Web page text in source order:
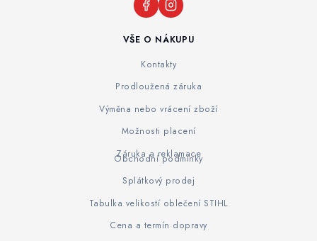
VŠE O NÁKUPU
Kontakty
Prodloužená záruka
Výměna nebo vrácení zboží
Možnosti placení
Záruka a reklamace
Obchodní podmínky
Splátkový prodej
Tabulka velikostí oblečení STIHL
Cena a termín dopravy